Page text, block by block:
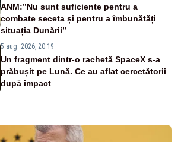
ANM:”Nu sunt suficiente pentru a
combate seceta și pentru a îmbunătăți
situația Dunării”
5 aug. 2026, 20:19
Un fragment dintr-o rachetă SpaceX s-a
prăbușit pe Lună. Ce au aflat cercetătorii
după impact